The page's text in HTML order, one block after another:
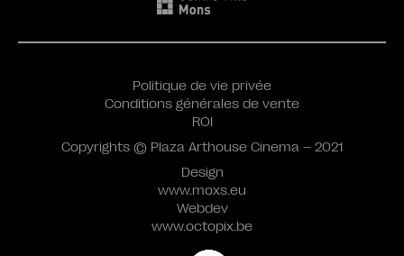
Design
www.moxs.eu
Webdev
www.octopix.be
Politique de vie privée
Conditions générales de vente
ROI
Copyrights © Plaza Arthouse Cinema – 2021